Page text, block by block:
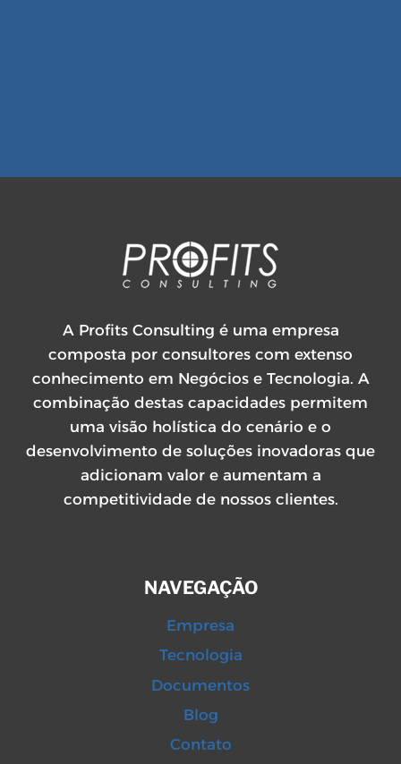
A Profits Consulting é uma empresa
composta por consultores com extenso
conhecimento em Negócios e Tecnologia. A
combinação destas capacidades permitem
uma visão holística do cenário e o
desenvolvimento de soluções inovadoras que
adicionam valor e aumentam a
competitividade de nossos clientes.
NAVEGAÇÃO
Empresa
Tecnologia
Documentos
Blog
Contato